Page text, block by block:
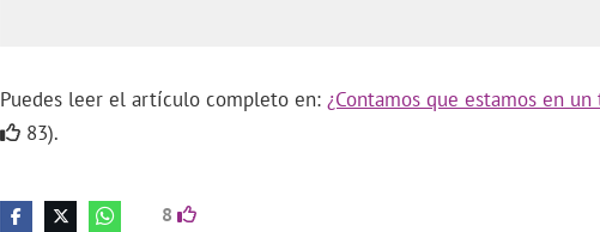
Puedes leer el artículo completo en: ¿Contamos que estamos en
83).
8